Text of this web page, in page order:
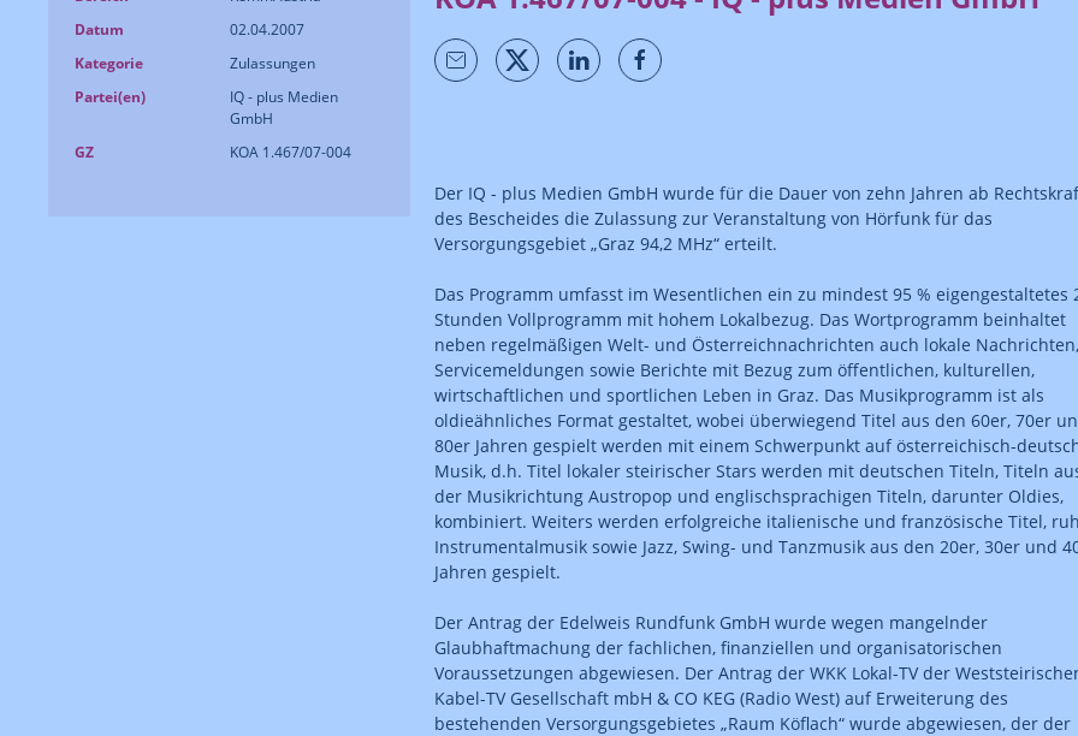
Datum
02.04.2007
Kategorie
Zulassungen
Partei(en)
IQ - plus Medien
GmbH
GZ
KOA 1.467/07-004
Der IQ - plus Medien GmbH wurde für die Dauer von zehn Jahren ab
des Bescheides die Zulassung zur Veranstaltung von Hörfunk für das
Versorgungsgebiet „Graz 94,2 MHz“ erteilt.
Das Programm umfasst im Wesentlichen ein zu mindest 95 % eigengestaltetes
Stunden Vollprogramm mit hohem Lokalbezug. Das Wortprogramm beinhaltet
neben regelmäßigen Welt- und Österreichnachrichten auch lokale Nachrichten,
Servicemeldungen sowie Berichte mit Bezug zum öffentlichen, kulturellen,
wirtschaftlichen und sportlichen Leben in Graz. Das Musikprogramm ist als
oldieähnliches Format gestaltet, wobei überwiegend Titel aus den 60er, 70er
80er Jahren gespielt werden mit einem Schwerpunkt auf österreichisch-
Musik, d.h. Titel lokaler steirischer Stars werden mit deutschen Titeln, Titeln
der Musikrichtung Austropop und englischsprachigen Titeln, darunter Oldies,
kombiniert. Weiters werden erfolgreiche italienische und französische Titel,
Instrumentalmusik sowie Jazz, Swing- und Tanzmusik aus den 20er, 30er und
Jahren gespielt.
Der Antrag der Edelweis Rundfunk GmbH wurde wegen mangelnder
Glaubhaftmachung der fachlichen, finanziellen und organisatorischen
Voraussetzungen abgewiesen. Der Antrag der WKK Lokal-TV der
Kabel-TV Gesellschaft mbH & CO KEG (Radio West) auf Erweiterung des
bestehenden Versorgungsgebietes „Raum Köflach“ wurde abgewiesen, der der